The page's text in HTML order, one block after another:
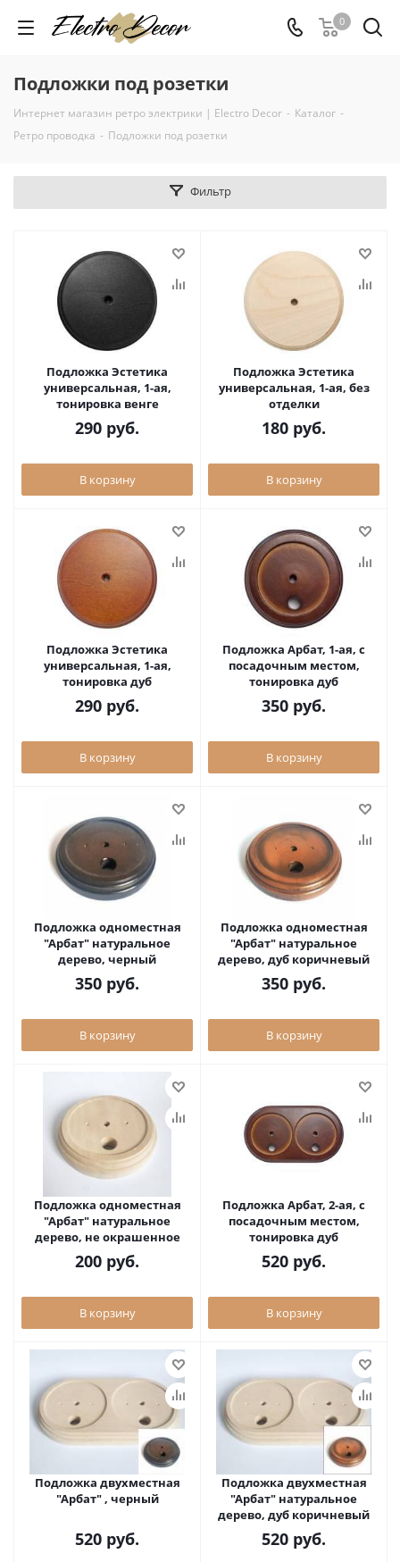
0
Подложки под розетки
Интернет магазин ретро электрики | Electro Decor - Каталог -
Ретро проводка - Подложки под розетки
Фильтр
Подложка Эстетика
универсальная, 1-ая,
тонировка венге
290 руб.
В корзину
Подложка Эстетика
универсальная, 1-ая, без
отделки
180 руб.
В корзину
Подложка Эстетика
универсальная, 1-ая,
тонировка дуб
290 руб.
В корзину
Подложка Арбат, 1-ая, с
посадочным местом,
тонировка дуб
350 руб.
В корзину
Подложка одноместная
"Арбат" натуральное
дерево, черный
350 руб.
В корзину
Подложка одноместная
"Арбат" натуральное
дерево, дуб коричневый
350 руб.
В корзину
Подложка одноместная
"Арбат" натуральное
дерево, не окрашенное
200 руб.
В корзину
Подложка Арбат, 2-ая, с
посадочным местом,
тонировка дуб
520 руб.
В корзину
Подложка двухместная
"Арбат" , черный
520 руб.
Подложка двухместная
"Арбат" натуральное
дерево, дуб коричневый
520 руб.